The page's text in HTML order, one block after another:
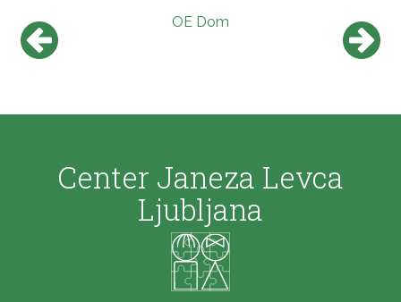
OE Dom
Center Janeza Levca
Ljubljana